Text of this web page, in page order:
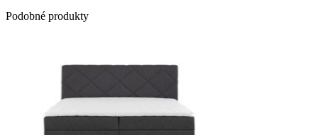
Podobné produkty